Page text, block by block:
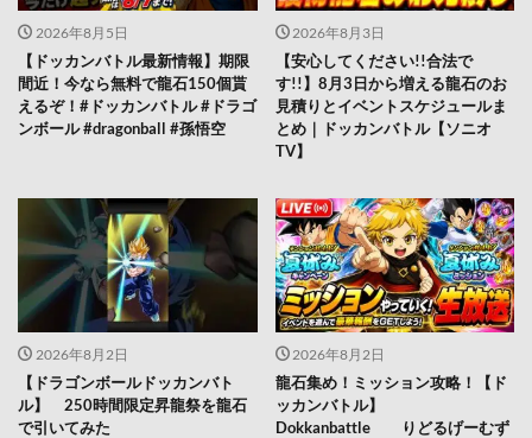
2026年8月5日
【ドッカンバトル最新情報】期限
間近！今なら無料で龍石150個貰
えるぞ！#ドッカンバトル #ドラゴ
ンボール #dragonball #孫悟空
2026年8月3日
【安心してください!!合法で
す!!】8月3日から増える龍石のお
見積りとイベントスケジュールま
とめ｜ドッカンバトル【ソニオ
TV】
2026年8月2日
【ドラゴンボールドッカンバト
ル】 250時間限定昇龍祭を龍石
で引いてみた
2026年8月2日
龍石集め！ミッション攻略！【ド
ッカンバトル】
Dokkanbattle りどるげーむず